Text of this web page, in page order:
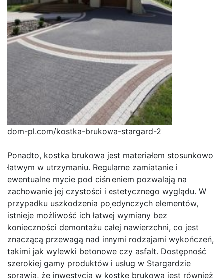
dom-pl.com/kostka-brukowa-stargard-2
Ponadto, kostka brukowa jest materiałem stosunkowo
łatwym w utrzymaniu. Regularne zamiatanie i
ewentualne mycie pod ciśnieniem pozwalają na
zachowanie jej czystości i estetycznego wyglądu. W
przypadku uszkodzenia pojedynczych elementów,
istnieje możliwość ich łatwej wymiany bez
konieczności demontażu całej nawierzchni, co jest
znaczącą przewagą nad innymi rodzajami wykończeń,
takimi jak wylewki betonowe czy asfalt. Dostępność
szerokiej gamy produktów i usług w Stargardzie
sprawia, że inwestycja w kostkę brukową jest również